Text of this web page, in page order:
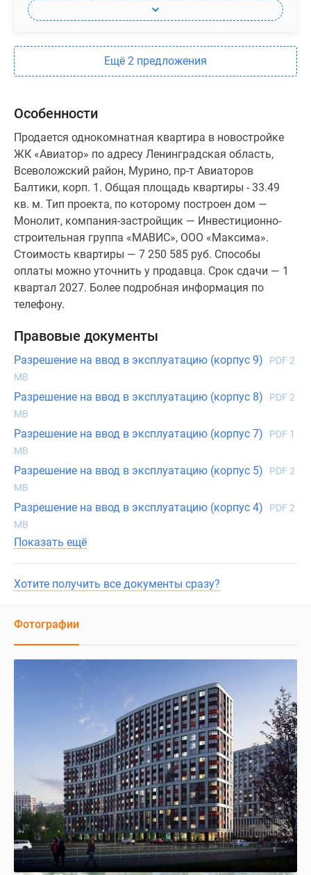
Ещё 2 предложения
Особенности
Продается однокомнатная квартира в новостройке
ЖК «Авиатор» по адресу Ленинградская область,
Всеволожский район, Мурино, пр-т Авиаторов
Балтики, корп. 1. Общая площадь квартиры - 33.49
кв. м. Тип проекта, по которому построен дом —
Монолит, компания-застройщик — Инвестиционно-
строительная группа «МАВИС», ООО «Максима».
Стоимость квартиры — 7 250 585 руб. Способы
оплаты можно уточнить у продавца. Срок сдачи — 1
квартал 2027. Более подробная информация по
телефону.
Правовые документы
Разрешение на ввод в эксплуатацию (корпус 9)
PDF 2
MB
Разрешение на ввод в эксплуатацию (корпус 8)
PDF 2
MB
Разрешение на ввод в эксплуатацию (корпус 7)
PDF 1
MB
Разрешение на ввод в эксплуатацию (корпус 5)
PDF 2
MB
Разрешение на ввод в эксплуатацию (корпус 4)
PDF 2
MB
Показать ещё
Хотите получить все документы сразу?
Фотографии